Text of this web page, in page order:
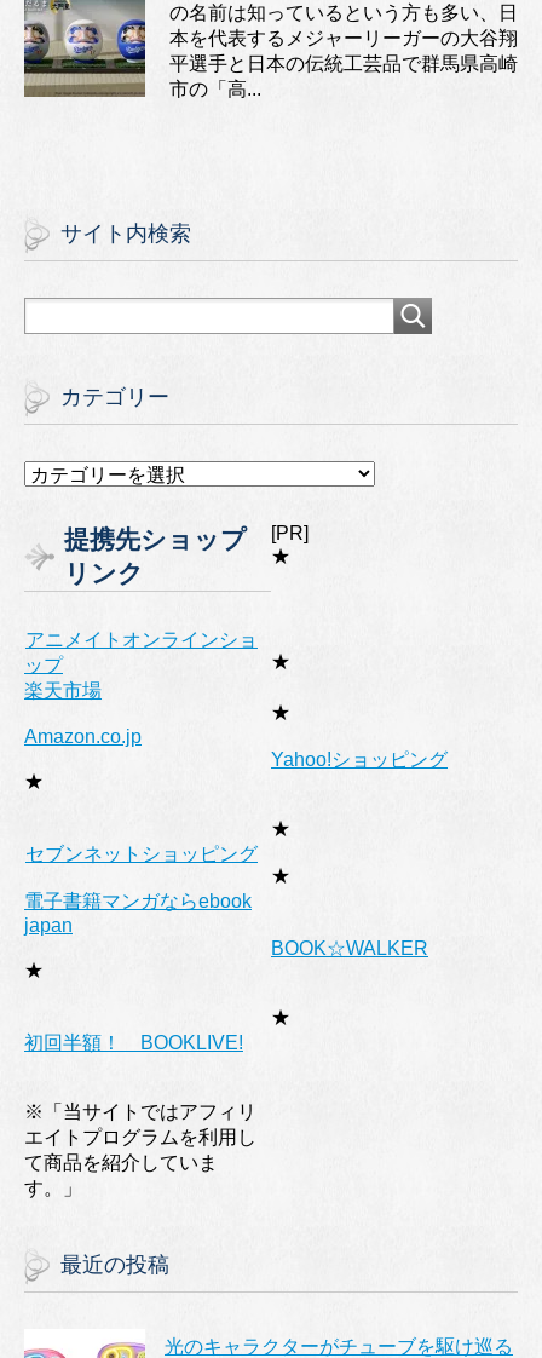
の名前は知っているという方も多い、日
本を代表するメジャーリーガーの大谷翔
平選手と日本の伝統工芸品で群馬県高崎
市の「高...
サイト内検索
カテゴリー
カ
リ
ー
提携先ショップ
リンク
[PR]
★
アニメイトオンラインショ
ップ
★
楽天市場
★
Amazon.co.jp
★
Yahoo!ショッピング
★
セブンネットショッピング
★
電子書籍マンガならebook
japan
★
BOOK☆WALKER
★
初回半額！ BOOKLIVE!
※「当サイトではアフィリ
エイトプログラムを利用し
て商品を紹介していま
す。」
最近の投稿
光のキャラクターがチューブを駆け巡る